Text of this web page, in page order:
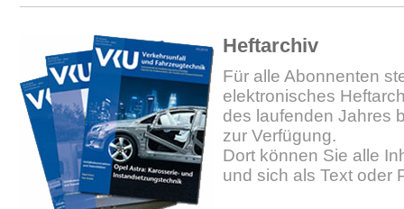
Heftarchiv
Für alle Abonnenten
elektronisches
des laufenden Jahres
zur Verfügung.
Dort können Sie alle
und sich als Text oder